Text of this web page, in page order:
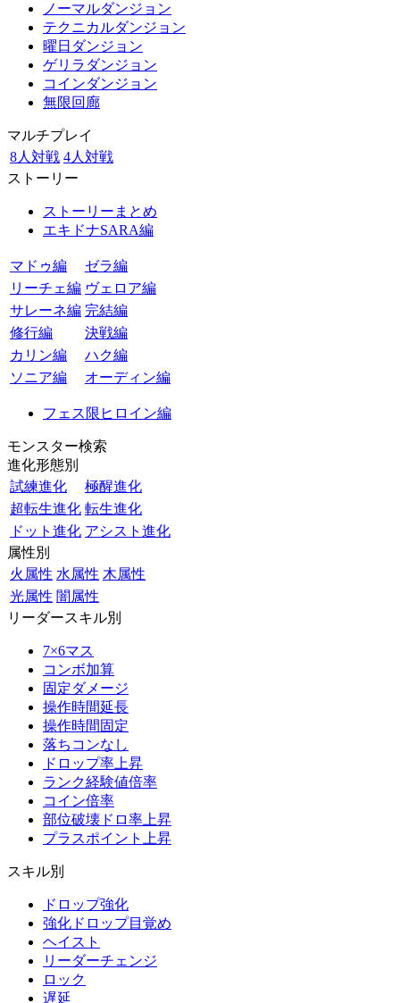
ノーマルダンジョン
テクニカルダンジョン
曜日ダンジョン
ゲリラダンジョン
コインダンジョン
無限回廊
マルチプレイ
8人対戦 4人対戦
ストーリー
ストーリーまとめ
エキドナSARA編
マドゥ編
ゼラ編
リーチェ編 ヴェロア編
サレーネ編 完結編
修行編
決戦編
カリン編
ハク編
ソニア編
オーディン編
フェス限ヒロイン編
モンスター検索
進化形態別
試練進化
極醒進化
超転生進化 転生進化
ドット進化 アシスト進化
属性別
火属性 水属性 木属性
光属性 闇属性
リーダースキル別
7×6マス
コンボ加算
固定ダメージ
操作時間延長
操作時間固定
落ちコンなし
ドロップ率上昇
ランク経験値倍率
コイン倍率
部位破壊ドロ率上昇
プラスポイント上昇
スキル別
ドロップ強化
強化ドロップ目覚め
ヘイスト
リーダーチェンジ
ロック
遅延